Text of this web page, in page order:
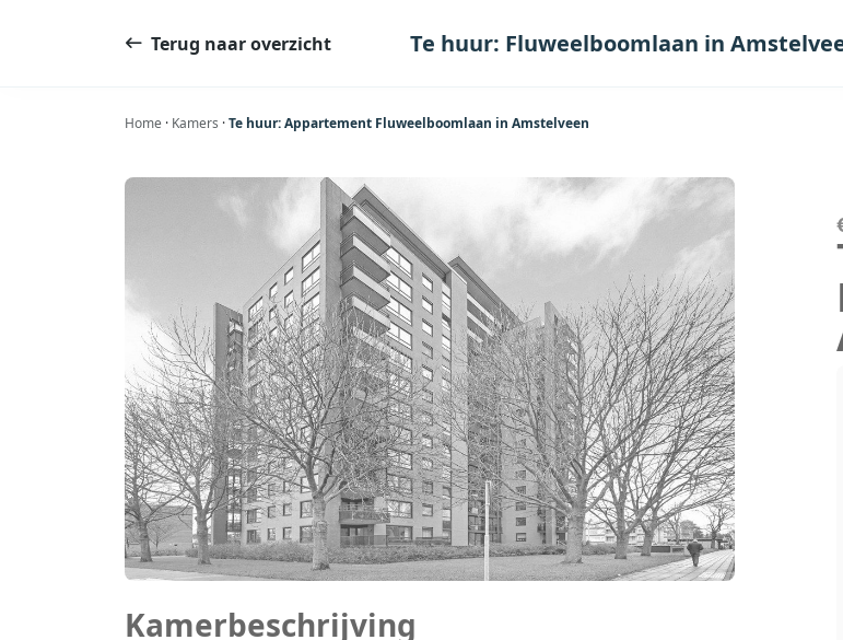
Terug naar overzicht Te huur: Fluweelboomlaan in
Home · Kamers ·Te huur: Appartement Fluweelboomlaan in Amstelveen
Kamerbeschrijving